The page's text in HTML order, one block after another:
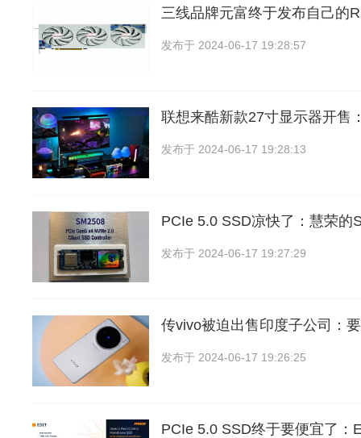
三线品牌元富终于发布自己的
发布于 2024-06-17 19:28:57
联想来酷新款27寸显示器开售
发布于 2024-06-17 19:28:13
PCIe 5.0 SSD凉快了：慧荣的
发布于 2024-06-17 19:27:29
传vivo被迫出售印度子公司：
发布于 2024-06-17 19:26:25
PCIe 5.0 SSD终于要便宜了：